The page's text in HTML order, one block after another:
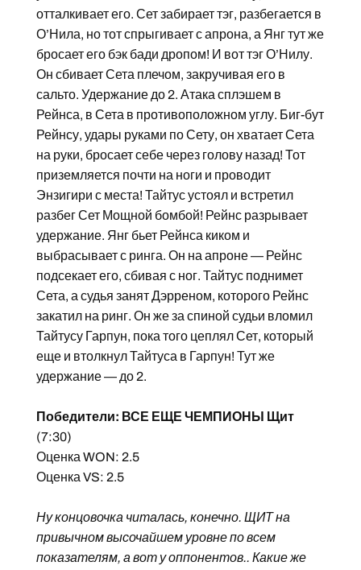
отталкивает его. Сет забирает тэг, разбегается в
О’Нила, но тот спрыгивает с апрона, а Янг тут же
бросает его бэк бади дропом! И вот тэг О’Нилу.
Он сбивает Сета плечом, закручивая его в
сальто. Удержание до 2. Атака сплэшем в
Рейнса, в Сета в противоположном углу. Биг-бут
Рейнсу, удары руками по Сету, он хватает Сета
на руки, бросает себе через голову назад! Тот
приземляется почти на ноги и проводит
Энзигири с места! Тайтус устоял и встретил
разбег Сет Мощной бомбой! Рейнс разрывает
удержание. Янг бьет Рейнса киком и
выбрасывает с ринга. Он на апроне — Рейнс
подсекает его, сбивая с ног. Тайтус поднимет
Сета, а судья занят Дэрреном, которого Рейнс
закатил на ринг. Он же за спиной судьи вломил
Тайтусу Гарпун, пока того цеплял Сет, который
еще и втолкнул Тайтуса в Гарпун! Тут же
удержание — до 2.
Победители: ВСЕ ЕЩЕ ЧЕМПИОНЫ Щит
(7:30)
Оценка WON: 2.5
Оценка VS: 2.5
Ну концовочка читалась, конечно. ЩИТ на
привычном высочайшем уровне по всем
показателям, а вот у оппонентов.. Какие же